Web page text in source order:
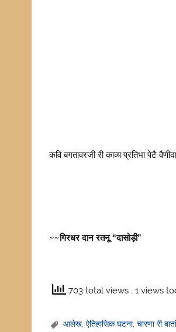
कवि बगतावरजी री काव्य प्रतिभा पेटै
~~गिरधर दान रतनू “दासोड़ी”
703 total views , 1 views
आलेख ,ऐतिहासिक घटना,चारणा री